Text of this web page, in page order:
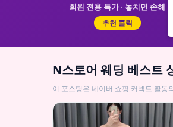
회원 전용 특가 · 놓치면 손해
추천 클릭
N스토어 웨딩 베스트
이 포스팅은 네이버 쇼핑 커넥트 활동